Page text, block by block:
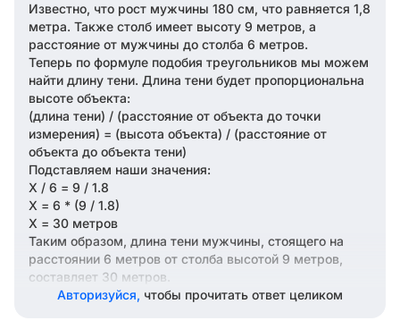
Известно, что рост мужчины 180 см, что равняется 1,8
метра. Также столб имеет высоту 9 метров, а
расстояние от мужчины до столба 6 метров.
Теперь по формуле подобия треугольников мы можем
найти длину тени. Длина тени будет пропорциональна
высоте объекта:
(длина тени) / (расстояние от объекта до точки
измерения) = (высота объекта) / (расстояние от
объекта до объекта тени)
Подставляем наши значения:
X / 6 = 9 / 1.8
X = 6 * (9 / 1.8)
X = 30 метров
Таким образом, длина тени мужчины, стоящего на
расстоянии 6 метров от столба высотой 9 метров,
составляет 30 метров.
Авторизуйся, чтобы прочитать ответ целиком